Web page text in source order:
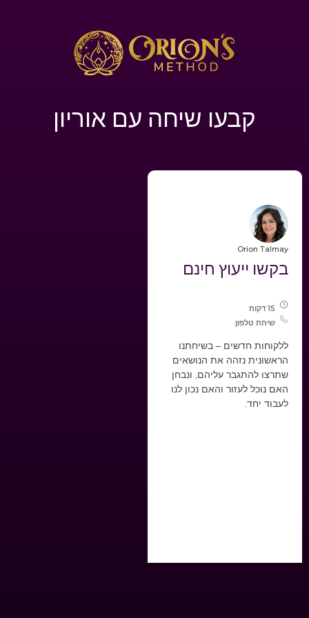
קבעו שיחה עם אוריון
Orion Talmay
בקשו ייעוץ חינם
15 דקות
שיחת טלפון
ללקוחות חדשים – בשיחתנו
הראשונית נזהה את הנושאים
שתרצו להתגבר עליהם, ונבחן
האם נוכל לעזור והאם נכון לנו
לעבוד יחד.